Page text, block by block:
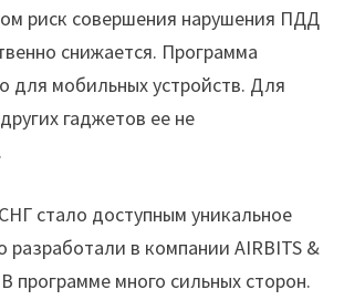
риск совершения нарушения ПДД
снижается. Программа
для мобильных устройств. Для
гаджетов ее не
стало доступным уникальное
разработали в компании AIRBITS &
программе много сильных сторон.